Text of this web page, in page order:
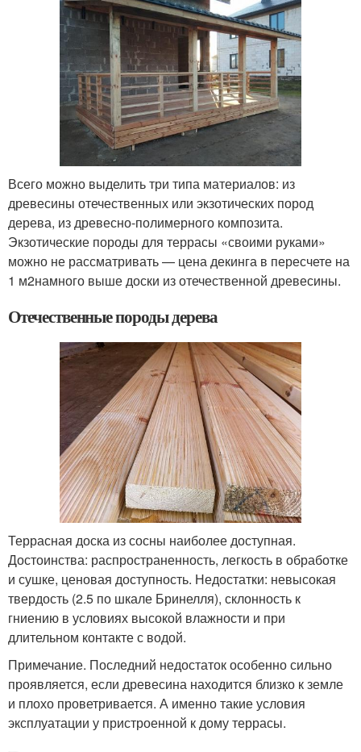
Всего можно выделить три типа материалов: из
древесины отечественных или экзотических пород
дерева, из древесно-полимерного композита.
Экзотические породы для террасы «своими руками»
можно не рассматривать — цена декинга в пересчете на
1 м2намного выше доски из отечественной древесины.
Отечественные породы дерева
Террасная доска из сосны наиболее доступная.
Достоинства: распространенность, легкость в обработке
и сушке, ценовая доступность. Недостатки: невысокая
твердость (2.5 по шкале Бринелля), склонность к
гниению в условиях высокой влажности и при
длительном контакте с водой.
Примечание. Последний недостаток особенно сильно
проявляется, если древесина находится близко к земле
и плохо проветривается. А именно такие условия
эксплуатации у пристроенной к дому террасы.